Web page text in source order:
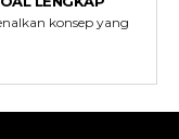
konsep yang